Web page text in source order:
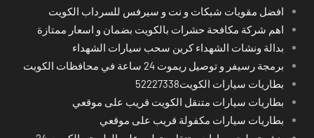
افضل مقويات شبكات و نت و سيرفس للسرداب الكويت
اهم شركة مكافحة حشرات بالكويت بضمان و اسعار ممتازة
بدالة ونشات الشهداء كرين سحب سيارات الشهداء
برمجة رسيفر و توصيل ريموت 24 ساعة في محافظات الكويت
بطاريات سيارات الكويت52227338
بطاريات سيارات متنقل الكويت قريب على موقعي
بطاريات سيارات مكفولة قريب على موقعي